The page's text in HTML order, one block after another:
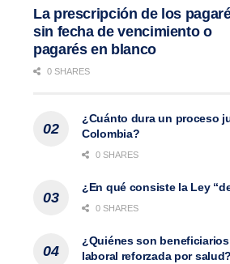
La prescripción de los
sin fecha de vencimiento o
pagarés en blanco
0 SHARES
¿Cuánto dura un proceso
Colombia?
0 SHARES
¿En qué consiste la Ley
0 SHARES
¿Quiénes son
laboral reforzada por salud?